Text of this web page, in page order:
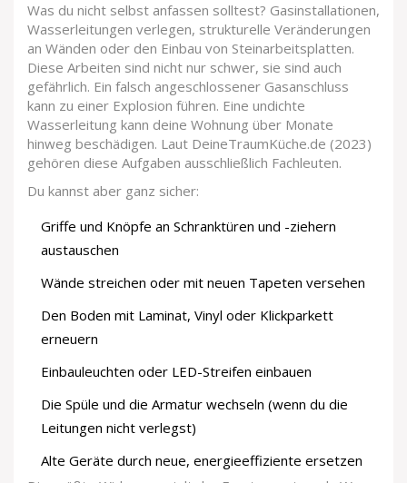
Was du nicht selbst anfassen solltest? Gasinstallationen,
Wasserleitungen verlegen, strukturelle Veränderungen
an Wänden oder den Einbau von Steinarbeitsplatten.
Diese Arbeiten sind nicht nur schwer, sie sind auch
gefährlich. Ein falsch angeschlossener Gasanschluss
kann zu einer Explosion führen. Eine undichte
Wasserleitung kann deine Wohnung über Monate
hinweg beschädigen. Laut DeineTraumKüche.de (2023)
gehören diese Aufgaben ausschließlich Fachleuten.
Du kannst aber ganz sicher:
Griffe und Knöpfe an Schranktüren und -ziehern
austauschen
Wände streichen oder mit neuen Tapeten versehen
Den Boden mit Laminat, Vinyl oder Klickparkett
erneuern
Einbauleuchten oder LED-Streifen einbauen
Die Spüle und die Armatur wechseln (wenn du die
Leitungen nicht verlegst)
Alte Geräte durch neue, energieeffiziente ersetzen